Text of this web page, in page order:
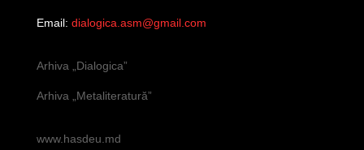
Email: dialogica.asm@gmail.com
Arhiva „Dialogica”
Arhiva „Metaliteratură”
www.hasdeu.md